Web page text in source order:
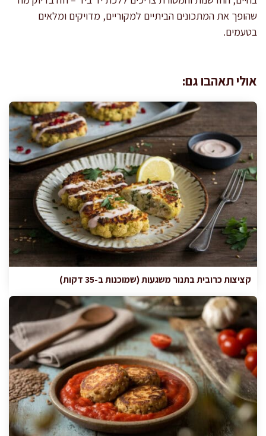
שהופך את המתכונים הביתיים למקוריים, מדויקים ומלאים
בטעמים.
אולי תאהבו גם:
קציצות כרובית בתנור משגעות (שמוכנות ב-35 דקות)